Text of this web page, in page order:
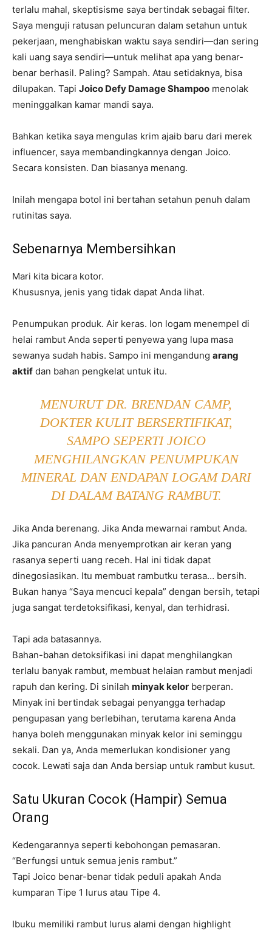
terlalu mahal, skeptisisme saya bertindak sebagai filter.
Saya menguji ratusan peluncuran dalam setahun untuk
pekerjaan, menghabiskan waktu saya sendiri—dan sering
kali uang saya sendiri—untuk melihat apa yang benar-
benar berhasil. Paling? Sampah. Atau setidaknya, bisa
dilupakan. Tapi Joico Defy Damage Shampoo menolak
meninggalkan kamar mandi saya.
Bahkan ketika saya mengulas krim ajaib baru dari merek
influencer, saya membandingkannya dengan Joico.
Secara konsisten. Dan biasanya menang.
Inilah mengapa botol ini bertahan setahun penuh dalam
rutinitas saya.
Sebenarnya Membersihkan
Mari kita bicara kotor.
Khususnya, jenis yang tidak dapat Anda lihat.
Penumpukan produk. Air keras. Ion logam menempel di
helai rambut Anda seperti penyewa yang lupa masa
sewanya sudah habis. Sampo ini mengandung arang
aktif dan bahan pengkelat untuk itu.
MENURUT DR. BRENDAN CAMP,
DOKTER KULIT BERSERTIFIKAT,
SAMPO SEPERTI JOICO
MENGHILANGKAN PENUMPUKAN
MINERAL DAN ENDAPAN LOGAM DARI
DI DALAMBATANG RAMBUT.
Jika Anda berenang. Jika Anda mewarnai rambut Anda.
Jika pancuran Anda menyemprotkan air keran yang
rasanya seperti uang receh. Hal ini tidak dapat
dinegosiasikan. Itu membuat rambutku terasa… bersih.
Bukan hanya “Saya mencuci kepala” dengan bersih, tetapi
juga sangat terdetoksifikasi, kenyal, dan terhidrasi.
Tapi ada batasannya.
Bahan-bahan detoksifikasi ini dapat menghilangkan
terlalu banyak rambut, membuat helaian rambut menjadi
rapuh dan kering. Di sinilah minyak kelor berperan.
Minyak ini bertindak sebagai penyangga terhadap
pengupasan yang berlebihan, terutama karena Anda
hanya boleh menggunakan minyak kelor ini seminggu
sekali. Dan ya, Anda memerlukan kondisioner yang
cocok. Lewati saja dan Anda bersiap untuk rambut kusut.
Satu Ukuran Cocok (Hampir) Semua
Orang
Kedengarannya seperti kebohongan pemasaran.
“Berfungsi untuk semua jenis rambut.”
Tapi Joico benar-benar tidak peduli apakah Anda
kumparan Tipe 1 lurus atau Tipe 4.
Ibuku memiliki rambut lurus alami dengan highlight